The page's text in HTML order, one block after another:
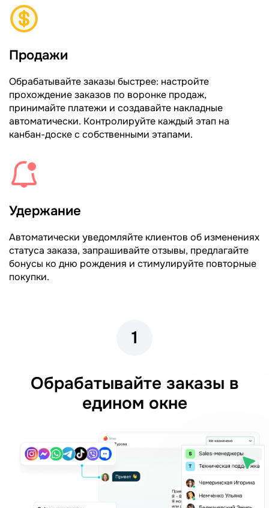
Продажи
Обрабатывайте заказы быстрее: настройте
прохождение заказов по воронке продаж,
принимайте платежи и создавайте накладные
автоматически. Контролируйте каждый этап на
канбан-доске с собственными этапами.
Удержание
Автоматически уведомляйте клиентов об изменениях
статуса заказа, запрашивайте отзывы, предлагайте
бонусы ко дню рождения и стимулируйте повторные
покупки.
1
Обрабатывайте заказы в
едином окне